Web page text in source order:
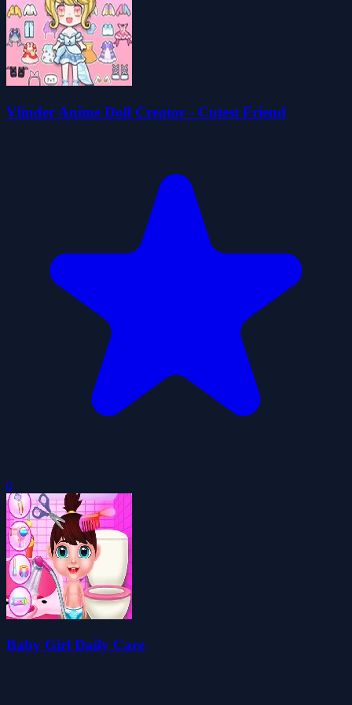
Vlinder Anime Doll Creator - Cutest Friend
0
Baby Girl Daily Care